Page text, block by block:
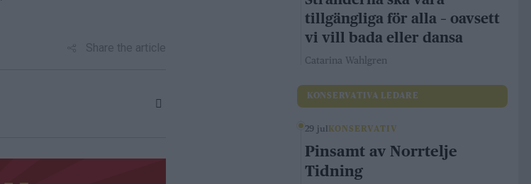
Share the article
tillgängliga för alla – oavsett
vi vill bada eller dansa
Catarina Wahlgren
KONSERVATIVA LEDARE
29 jul KONSERVATIV
Pinsamt av Norrtelje
Tidning